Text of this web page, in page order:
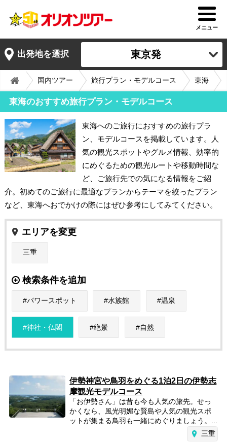
メニュー
出発地を選択 東京発
国内ツアー 旅行プラン・モデルコース 東海
東海のおすすめ旅行プラン・モデルコース
東海へのご旅行におすすめの旅行プラ
ン、モデルコースを掲載しています。人
気の観光スポットやグルメ情報、効率的
にめぐるための観光ルートや移動時間な
ど、ご旅行先での気になる情報をご紹
介。初めてのご旅行に最適なプランからテーマを絞ったプラン
など、東海へおでかけの際にはぜひ参考にしてみてください。
エリアを変更
三重
検索条件を追加
パワースポット 水族館 温泉
神社・仏閣 絶景 自然
伊勢神宮や鳥羽をめぐる1泊2日の伊勢志
摩観光モデルコース
「お伊勢さん」は昔も今も人気の旅先。せっ
かくなら、風光明媚な賢島や人気の観光スポ
ットが集まる鳥羽も一緒にめぐりましょう。...
三重